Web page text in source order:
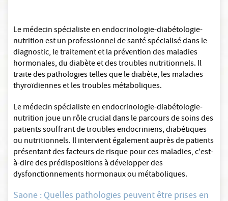
Le médecin spécialiste en endocrinologie-diabétologie-
nutrition est un professionnel de santé spécialisé dans le
diagnostic, le traitement et la prévention des maladies
hormonales, du diabète et des troubles nutritionnels. Il
traite des pathologies telles que le diabète, les maladies
thyroïdiennes et les troubles métaboliques.
Le médecin spécialiste en endocrinologie-diabétologie-
nutrition joue un rôle crucial dans le parcours de soins des
patients souffrant de troubles endocriniens, diabétiques
ou nutritionnels. Il intervient également auprès de patients
présentant des facteurs de risque pour ces maladies, c'est-
à-dire des prédispositions à développer des
dysfonctionnements hormonaux ou métaboliques.
Saone : Quelles pathologies peuvent être prises en